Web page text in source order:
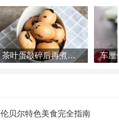
含有多种维生素和矿物
维生素E、钙、铁等。
是适合需要补钙和缓解疲
茶叶蛋敲碎后再煮几分钟 茶叶蛋敲碎之后再煮多久
贝尔特色美食完全指南